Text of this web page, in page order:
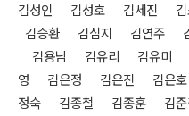
김성인 김성호 김세진
김승환 김심지 김연주
김용남 김유리 김유미
영 김은정 김은진 김은
정숙 김종철 김종훈 김